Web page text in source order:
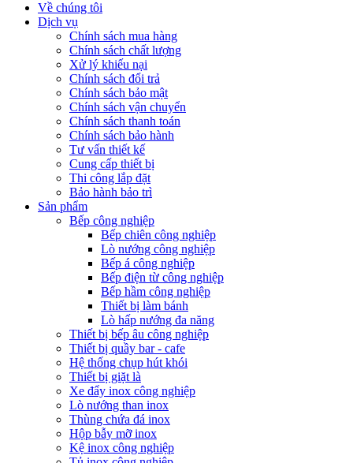
Về chúng tôi
Dịch vụ
Chính sách mua hàng
Chính sách chất lượng
Xử lý khiếu nại
Chính sách đổi trả
Chính sách bảo mật
Chính sách vận chuyển
Chính sách thanh toán
Chính sách bảo hành
Tư vấn thiết kế
Cung cấp thiết bị
Thi công lắp đặt
Bảo hành bảo trì
Sản phẩm
Bếp công nghiệp
Bếp chiên công nghiệp
Lò nướng công nghiệp
Bếp á công nghiệp
Bếp điện từ công nghiệp
Bếp hầm công nghiệp
Thiết bị làm bánh
Lò hấp nướng đa năng
Thiết bị bếp âu công nghiệp
Thiết bị quầy bar - cafe
Hệ thống chụp hút khói
Thiết bị giặt là
Xe đẩy inox công nghiệp
Lò nướng than inox
Thùng chứa đá inox
Hộp bẫy mỡ inox
Kệ inox công nghiệp